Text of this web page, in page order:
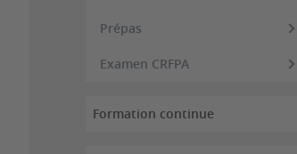
Prépas
Examen CRFPA
Formation continue